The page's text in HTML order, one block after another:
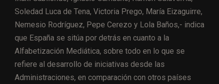
Soledad Luca de Tena, Victoria Prego, María Eizaguirre,
Nemesio Rodríguez, Pepe Cerezo y Lola Baños,- indica
que España se sitúa por detrás en cuanto a la
Alfabetización Mediática, sobre todo en lo que se
refiere al desarrollo de iniciativas desde las
Administraciones, en comparación con otros países